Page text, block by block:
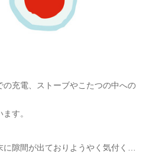
充電、ストーブやこたつの中への
す。
に隙間が出ておりようやく気付く…